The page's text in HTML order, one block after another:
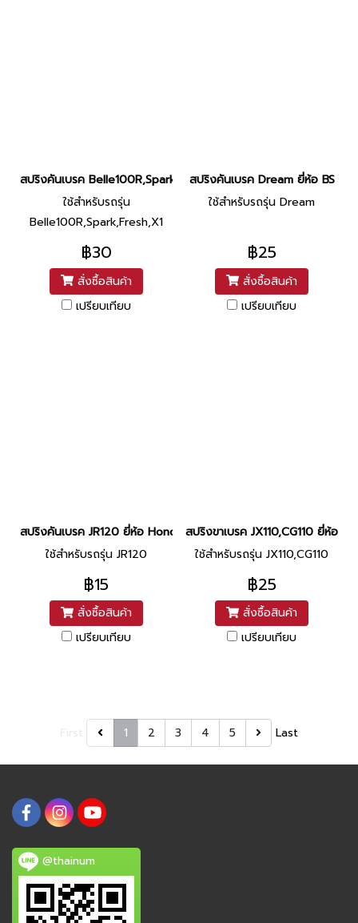
สปริงคันเบรค Belle100R,Spark,Fresh,X1 ยี่ห้อ BS
ใช้สำหรับรถรุ่น
Belle100R,Spark,Fresh,X1
฿30
สั่งซื้อสินค้า
เปรียบเทียบ
สปริงคันเบรค Dream ยี่ห้อ BS
ใช้สำหรับรถรุ่น Dream
฿25
สั่งซื้อสินค้า
เปรียบเทียบ
สปริงคันเบรค JR120 ยี่ห้อ Honda
ใช้สำหรับรถรุ่น JR120
฿15
สั่งซื้อสินค้า
เปรียบเทียบ
สปริงขาเบรค JX110,CG110 ยี่ห้อ
ใช้สำหรับรถรุ่น JX110,CG110
฿25
สั่งซื้อสินค้า
เปรียบเทียบ
1 2 3 4 5 Last
@thainum